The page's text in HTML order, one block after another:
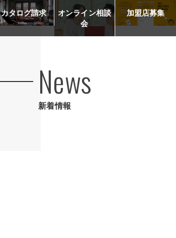
カタログ請求
オンライン相談
会
加盟店募集
News
新着情報